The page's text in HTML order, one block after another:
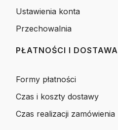
Ustawienia konta
Przechowalnia
PŁATNOŚCI I DOSTAWA
Formy płatności
Czas i koszty dostawy
Czas realizacji zamówienia